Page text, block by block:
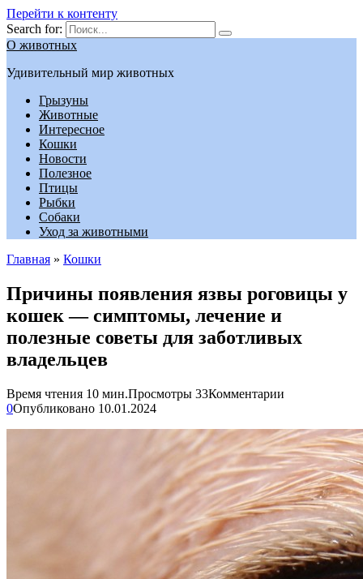
Перейти к контенту
Search for:
О животных
Удивительный мир животных
Грызуны
Животные
Интересное
Кошки
Новости
Полезное
Птицы
Рыбки
Собаки
Уход за животными
Главная » Кошки
Причины появления язвы роговицы у
кошек — симптомы, лечение и
полезные советы для заботливых
владельцев
Время чтения 10 мин.Просмотры 33Комментарии
0Опубликовано 10.01.2024